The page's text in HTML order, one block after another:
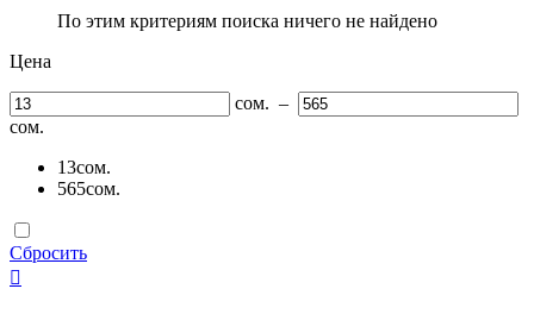
По этим критериям поиска ничего не найдено
Цена
сом. –
сом.
13сом.
565сом.
Сбросить
